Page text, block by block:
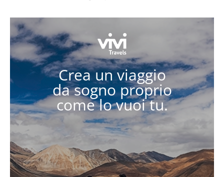
Crea un viaggio
da sogno proprio
come lo vuoi tu.